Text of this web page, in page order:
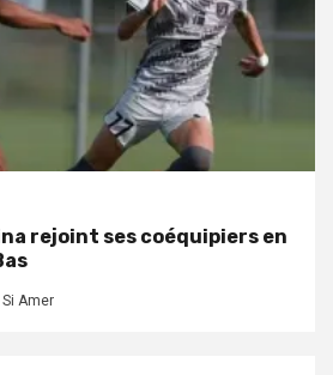
rejoint ses coéquipiers en
Amer